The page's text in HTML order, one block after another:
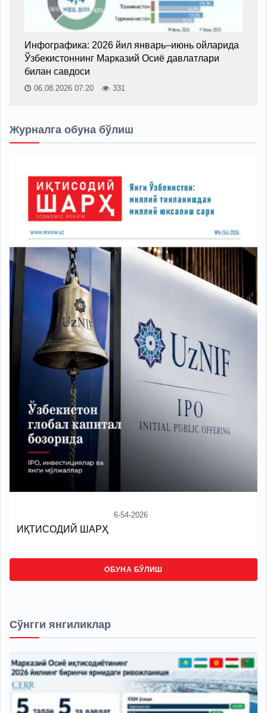
Инфографика: 2026 йил январь–июнь ойларида
Ўзбекистоннинг Марказий Осиё давлатлари
билан савдоси
06.08.2026 07:20 331
Журналга обуна бўлиш
6-54-2026
ИҚТИСОДИЙ ШАРҲ
ОБУНА БЎЛИШ
Сўнгги янгиликлар